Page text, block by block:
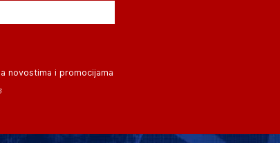
novostima i promocijama